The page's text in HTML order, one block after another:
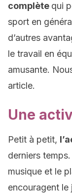
complète qui
sport en
d’autres
le travail en
amusante.
article.
Une
Petit à petit,
derniers
musique et le
encouragent le